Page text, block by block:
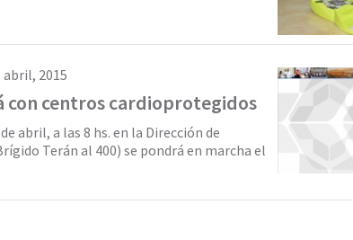
abril, 2015
con centros cardioprotegidos
abril, a las 8 hs. en la Dirección de
Terán al 400) se pondrá en marcha el